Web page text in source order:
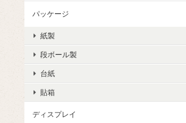
パッケージ
紙製
段ボール製
台紙
貼箱
ディスプレイ